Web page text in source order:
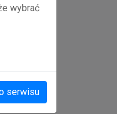
wybrać
serwisu